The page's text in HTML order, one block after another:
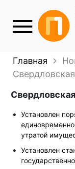
Главная
Установлен
утратой
Установлен